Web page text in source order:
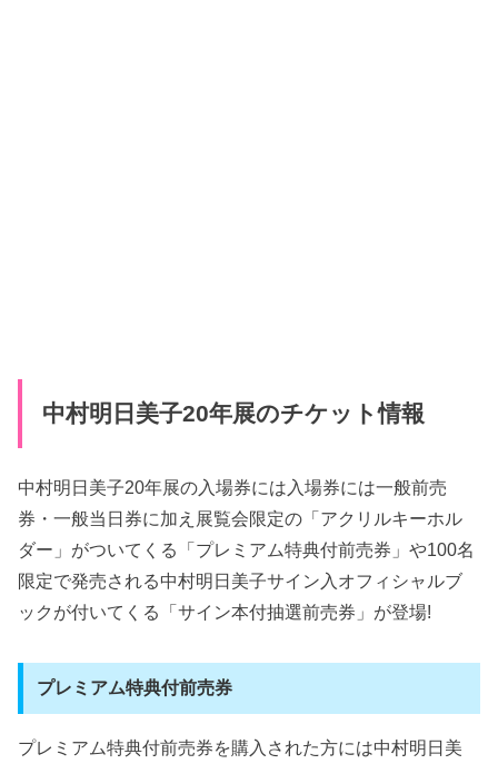
中村明日美子20年展のチケット情報
中村明日美子20年展の入場券には入場券には一般前売
券・一般当日券に加え展覧会限定の「アクリルキーホル
ダー」がついてくる「プレミアム特典付前売券」や100名
限定で発売される中村明日美子サイン入オフィシャルブ
ックが付いてくる「サイン本付抽選前売券」が登場!
プレミアム特典付前売券
プレミアム特典付前売券を購入された方には中村明日美